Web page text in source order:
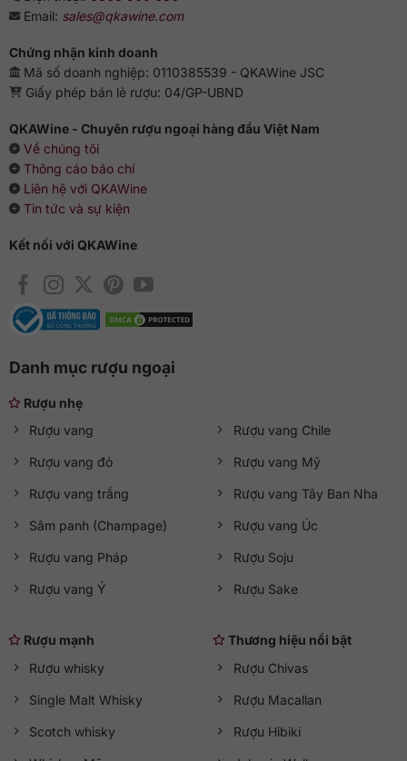
Email: sales@qkawine.com
Chứng nhận kinh doanh
Mã số doanh nghiệp: 0110385539 - QKAWine JSC
Giấy phép bán lẻ rượu: 04/GP-UBND
QKAWine - Chuyên rượu ngoại hàng đầu Việt Nam
Về chúng tôi
Thông cáo báo chí
Liên hệ với QKAWine
Tin tức và sự kiện
Kết nối với QKAWine
Danh mục rượu ngoại
Rượu nhẹ
Rượu vang
Rượu vang đỏ
Rượu vang trắng
Sâm panh (Champage)
Rượu vang Pháp
Rượu vang Ý
Rượu vang Chile
Rượu vang Mỹ
Rượu vang Tây Ban Nha
Rượu vang Úc
Rượu Soju
Rượu Sake
Rượu mạnh
Rượu whisky
Single Malt Whisky
Scotch whisky
Thương hiệu nổi bật
Rượu Chivas
Rượu Macallan
Rượu Hibiki